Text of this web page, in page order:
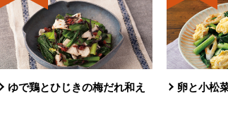
ゆで鶏とひじきの梅だれ和え 卵と小松